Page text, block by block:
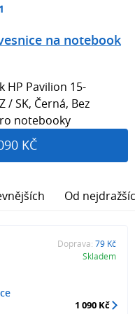
na notebook
HP Pavilion 15-
/ SK, Černá, Bez
notebooky
KČ
Od
Doprava: 79 Kč
Skladem
1 090 Kč